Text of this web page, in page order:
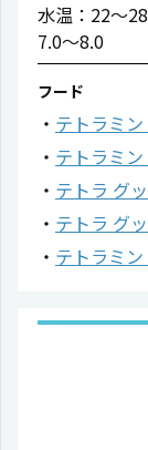
水温：22〜
7.0〜8.0
フード
テトラミ
テトラミ
テトラ グ
テトラ グ
テトラミ